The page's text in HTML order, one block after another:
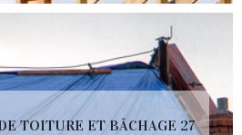
TOITURE ET BÂCHAGE 27